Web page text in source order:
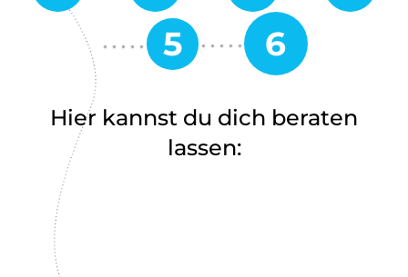
Hier kannst du dich beraten
lassen: